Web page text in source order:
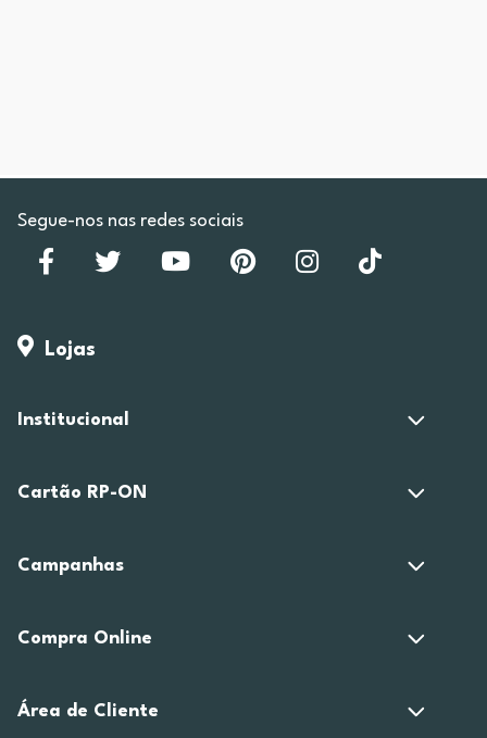
Segue-nos nas redes sociais
Lojas
Institucional
Cartão RP-ON
Campanhas
Compra Online
Área de Cliente